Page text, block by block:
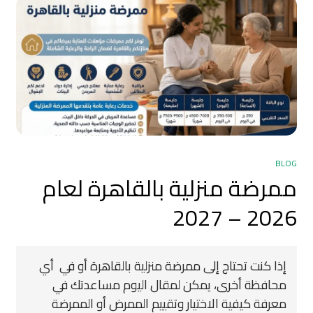
BLOG
ممرضة منزلية بالقاهرة لعام
2026 – 2027
إذا كنت تحتاج إلى ممرضة منزلية بالقاهرة أو في أي
محافظة أخرى، يمكن لمقال اليوم مساعدتك في
معرفة كيفية الاختيار وتقييم الممرض أو الممرضة